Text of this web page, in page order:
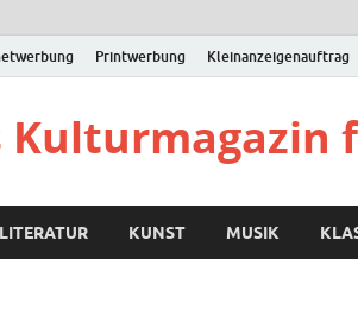
Printwerbung Kleinanzeigenauftrag
LITERATUR KUNST MUSIK